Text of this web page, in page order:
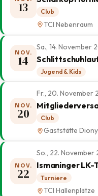
13 Club
TCI Nebenraum
NOV.
14
Sa., 14. November
Jugend & Kids
NOV.
20
Fr., 20. November
Club
Gaststätte
NOV.
22
So., 22.
Ismaninger LK-
Turniere
TCI Hallenplätze